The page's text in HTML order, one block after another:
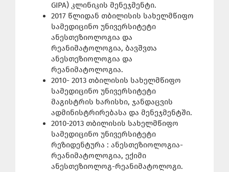
GIPA) კლინიკის მენეჯმენტი.
2017 წლიდან თბილისის სახელმწიფო
სამედიცინო უნივერსიტეტი
ანესთეზიოლოგია და
რეანიმატოლოგია, ბავშვთა
ანესთეზიოლოგია და
რეანიმატოლოგია.
2010- 2013 თბილისის სახელმწიფო
სამედიცინო უნივერსიტეტი
მაგისტრის ხარისხი, ჯანდაცვის
ადმინისტრირებასა და მენეჯმენტში.
2010-2013 თბილისის სახელმწიფო
სამედიცინო უნივერსიტეტი
რეზიდენტურა : ანესთეზიოლოგია-
რეანიმატოლოგია, ექიმი
ანესთეზიოლოგ-რეანიმატოლოგი.